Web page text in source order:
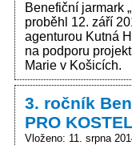
Benefiční jarmark
proběhl 12. září
agenturou Kutná
na podporu
Marie v Košicích.
3. ročník
PRO
Vloženo: 11. srpna